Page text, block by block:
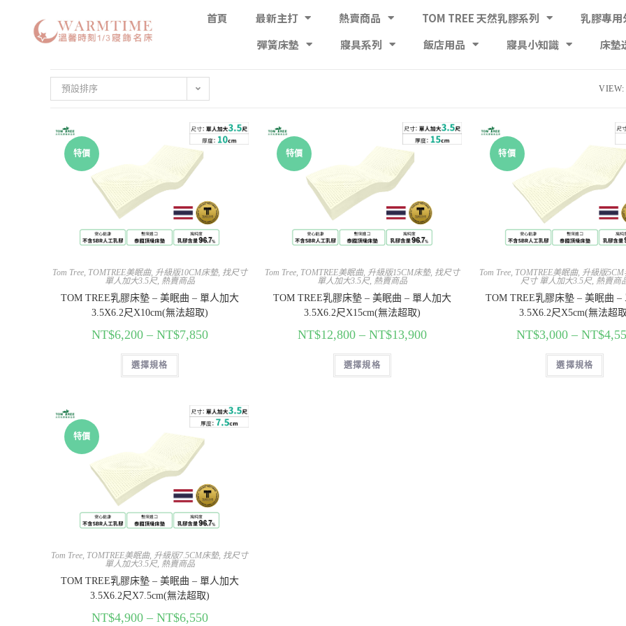
首頁 最新主打 熱賣商品 TOM TREE 天然乳膠系列
乳膠專用
彈簧床墊
寢具系列 飯店用品 寢具小知識 床墊
預設排序 VIEW:
特價
Tom Tree, TOMTREE美眠曲, 升級版10CM床墊, 找尺寸
單人加大3.5尺, 熱賣商品
TOM TREE乳膠床墊 – 美眠曲 – 單人加大
3.5X6.2尺X10cm(無法超取)
NT$6,200– NT$7,850
選擇規格
特價
Tom Tree, TOMTREE美眠曲, 升級版15CM床墊, 找尺寸
單人加大3.5尺, 熱賣商品
TOM TREE乳膠床墊 – 美眠曲 – 單人加大
3.5X6.2尺X15cm(無法超取)
NT$12,800– NT$13,900
選擇規格
特價
Tom Tree, TOMTREE美眠曲, 升級版
尺寸 單人加大3.5尺, 熱賣商
TOM TREE乳膠床墊 – 美眠曲 –
3.5X6.2尺X5cm(無法超
NT$3,000 –NT$
選擇規格
特價
Tom Tree, TOMTREE美眠曲, 升級版7.5CM床墊, 找尺寸
單人加大3.5尺, 熱賣商品
TOM TREE乳膠床墊 – 美眠曲 – 單人加大
3.5X6.2尺X7.5cm(無法超取)
NT$4,900– NT$6,550